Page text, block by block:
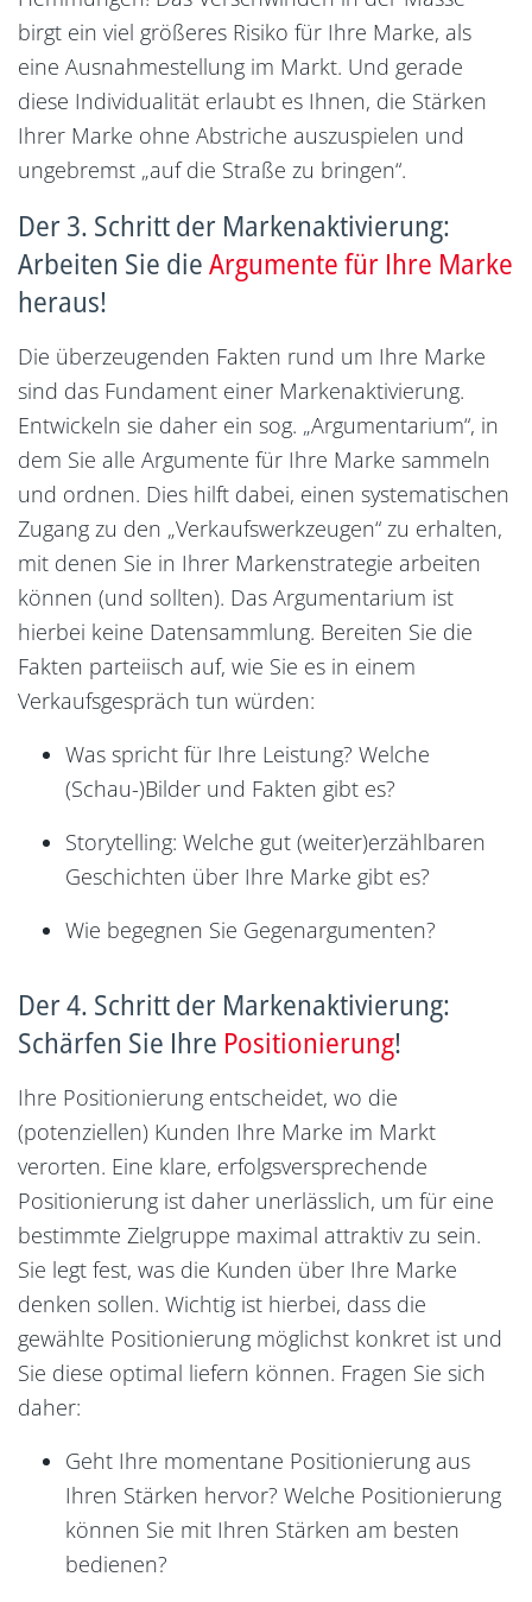
birgt ein viel größeres Risiko für Ihre Marke, als
eine Ausnahmestellung im Markt. Und gerade
diese Individualität erlaubt es Ihnen, die Stärken
Ihrer Marke ohne Abstriche auszuspielen und
ungebremst „auf die Straße zu bringen“.
Der 3. Schritt der Markenaktivierung:
Arbeiten Sie dieArgumente für Ihre Marke
heraus!
Die überzeugenden Fakten rund um Ihre Marke
sind das Fundament einer Markenaktivierung.
Entwickeln sie daher ein sog. „Argumentarium“, in
dem Sie alle Argumente für Ihre Marke sammeln
und ordnen. Dies hilft dabei, einen systematischen
Zugang zu den „Verkaufswerkzeugen“ zu erhalten,
mit denen Sie in Ihrer Markenstrategie arbeiten
können (und sollten). Das Argumentarium ist
hierbei keine Datensammlung. Bereiten Sie die
Fakten parteiisch auf, wie Sie es in einem
Verkaufsgespräch tun würden:
Was spricht für Ihre Leistung? Welche
(Schau-)Bilder und Fakten gibt es?
Storytelling: Welche gut (weiter)erzählbaren
Geschichten über Ihre Marke gibt es?
Wie begegnen Sie Gegenargumenten?
Der 4. Schritt der Markenaktivierung:
Schärfen Sie Ihre Positionierung!
Ihre Positionierung entscheidet, wo die
(potenziellen) Kunden Ihre Marke im Markt
verorten. Eine klare, erfolgsversprechende
Positionierung ist daher unerlässlich, um für eine
bestimmte Zielgruppe maximal attraktiv zu sein.
Sie legt fest, was die Kunden über Ihre Marke
denken sollen. Wichtig ist hierbei, dass die
gewählte Positionierung möglichst konkret ist und
Sie diese optimal liefern können. Fragen Sie sich
daher:
Geht Ihre momentane Positionierung aus
Ihren Stärken hervor? Welche Positionierung
können Sie mit Ihren Stärken am besten
bedienen?